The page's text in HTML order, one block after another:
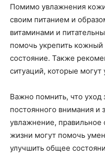
Помимо увлажнения
своим питанием и
витаминами и
помочь укрепить кожный
состояние. Также
ситуаций, которые
Важно помнить, что уход
постоянного внимания и
увлажнение,
жизни могут помочь
улучшить общее